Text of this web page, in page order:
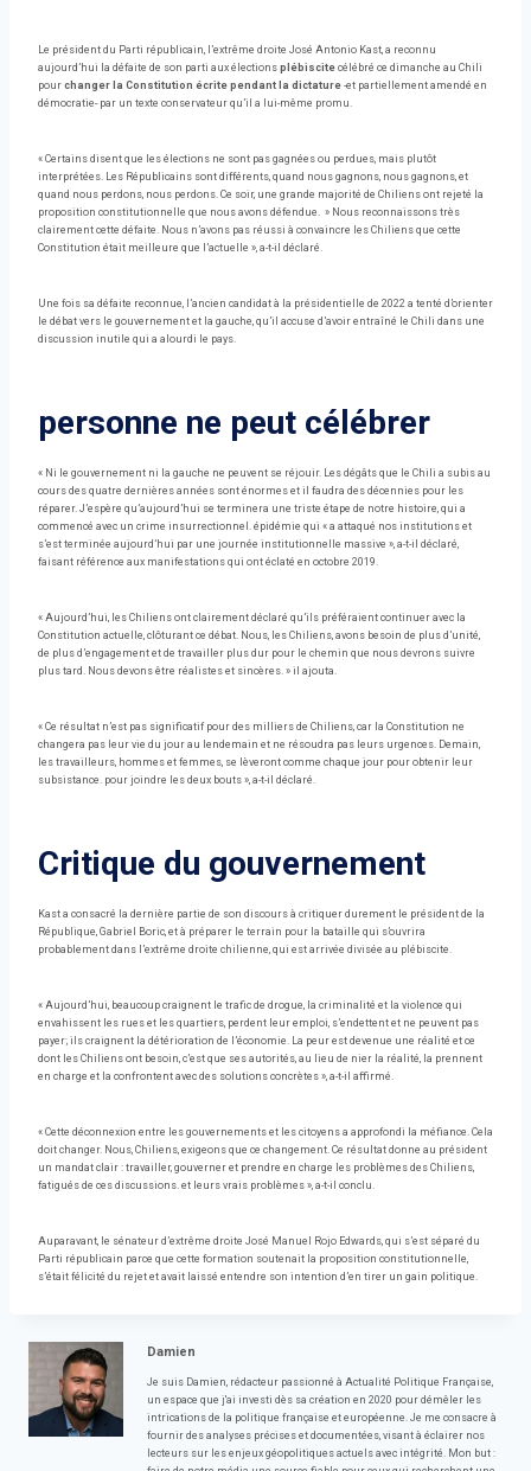
Le président du Parti républicain, l’extrême droite José Antonio Kast, a reconnu
aujourd’hui la défaite de son parti aux élections plébiscite célébré ce dimanche au Chili
pour changer la Constitution écrite pendant la dictature -et partiellement amendé en
démocratie- par un texte conservateur qu’il a lui-même promu.
« Certains disent que les élections ne sont pas gagnées ou perdues, mais plutôt
interprétées. Les Républicains sont différents, quand nous gagnons, nous gagnons, et
quand nous perdons, nous perdons. Ce soir, une grande majorité de Chiliens ont rejeté la
proposition constitutionnelle que nous avons défendue. » Nous reconnaissons très
clairement cette défaite. Nous n’avons pas réussi à convaincre les Chiliens que cette
Constitution était meilleure que l’actuelle », a-t-il déclaré.
Une fois sa défaite reconnue, l’ancien candidat à la présidentielle de 2022 a tenté d’orienter
le débat vers le gouvernement et la gauche, qu’il accuse d’avoir entraîné le Chili dans une
discussion inutile qui a alourdi le pays.
personne ne peut célébrer
« Ni le gouvernement ni la gauche ne peuvent se réjouir. Les dégâts que le Chili a subis au
cours des quatre dernières années sont énormes et il faudra des décennies pour les
réparer. J’espère qu’aujourd’hui se terminera une triste étape de notre histoire, qui a
commencé avec un crime insurrectionnel. épidémie qui « a attaqué nos institutions et
s’est terminée aujourd’hui par une journée institutionnelle massive », a-t-il déclaré,
faisant référence aux manifestations qui ont éclaté en octobre 2019.
« Aujourd’hui, les Chiliens ont clairement déclaré qu’ils préféraient continuer avec la
Constitution actuelle, clôturant ce débat. Nous, les Chiliens, avons besoin de plus d’unité,
de plus d’engagement et de travailler plus dur pour le chemin que nous devrons suivre
plus tard. Nous devons être réalistes et sincères. » il ajouta.
« Ce résultat n’est pas significatif pour des milliers de Chiliens, car la Constitution ne
changera pas leur vie du jour au lendemain et ne résoudra pas leurs urgences. Demain,
les travailleurs, hommes et femmes, se lèveront comme chaque jour pour obtenir leur
subsistance. pour joindre les deux bouts », a-t-il déclaré.
Critique du gouvernement
Kast a consacré la dernière partie de son discours à critiquer durement le président de la
République, Gabriel Boric, et à préparer le terrain pour la bataille qui s’ouvrira
probablement dans l’extrême droite chilienne, qui est arrivée divisée au plébiscite.
« Aujourd’hui, beaucoup craignent le trafic de drogue, la criminalité et la violence qui
envahissent les rues et les quartiers, perdent leur emploi, s’endettent et ne peuvent pas
payer; ils craignent la détérioration de l’économie. La peur est devenue une réalité et ce
dont les Chiliens ont besoin, c’est que ses autorités, au lieu de nier la réalité, la prennent
en charge et la confrontent avec des solutions concrètes », a-t-il affirmé.
« Cette déconnexion entre les gouvernements et les citoyens a approfondi la méfiance. Cela
doit changer. Nous, Chiliens, exigeons que ce changement. Ce résultat donne au président
un mandat clair : travailler, gouverner et prendre en charge les problèmes des Chiliens,
fatigués de ces discussions. et leurs vrais problèmes », a-t-il conclu.
Auparavant, le sénateur d’extrême droite José Manuel Rojo Edwards, qui s’est séparé du
Parti républicain parce que cette formation soutenait la proposition constitutionnelle,
s’était félicité du rejet et avait laissé entendre son intention d’en tirer un gain politique.
Damien
Je suis Damien, rédacteur passionné à Actualité Politique Française,
un espace que j'ai investi dès sa création en 2020 pour démêler les
intrications de la politique française et européenne. Je me consacre à
fournir des analyses précises et documentées, visant à éclairer nos
lecteurs sur les enjeux géopolitiques actuels avec intégrité. Mon but :